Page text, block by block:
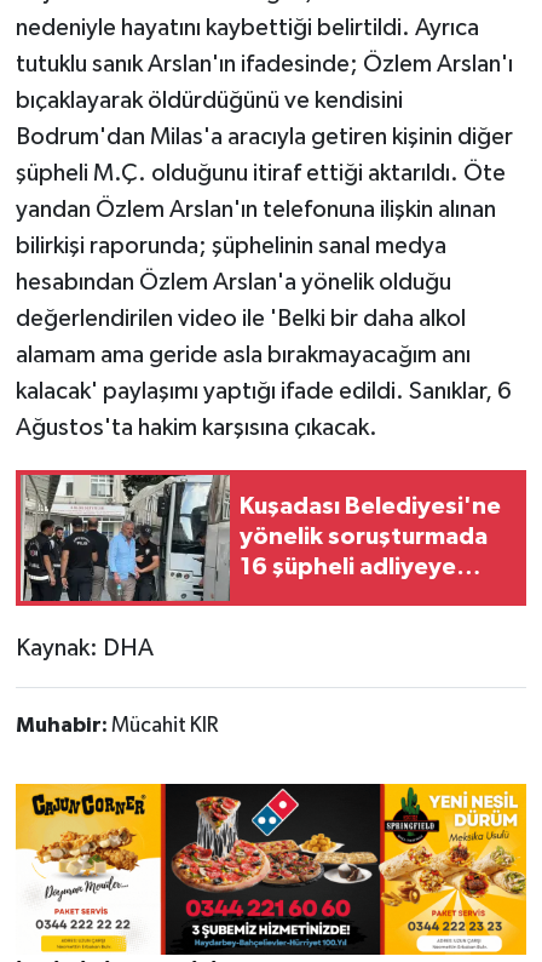
nedeniyle hayatını kaybettiği belirtildi. Ayrıca
tutuklu sanık Arslan'ın ifadesinde; Özlem Arslan'ı
bıçaklayarak öldürdüğünü ve kendisini
Bodrum'dan Milas'a aracıyla getiren kişinin diğer
şüpheli M.Ç. olduğunu itiraf ettiği aktarıldı. Öte
yandan Özlem Arslan'ın telefonuna ilişkin alınan
bilirkişi raporunda; şüphelinin sanal medya
hesabından Özlem Arslan'a yönelik olduğu
değerlendirilen video ile 'Belki bir daha alkol
alamam ama geride asla bırakmayacağım anı
kalacak' paylaşımı yaptığı ifade edildi. Sanıklar, 6
Ağustos'ta hakim karşısına çıkacak.
Kuşadası Belediyesi'ne
yönelik soruşturmada
16 şüpheli adliyeye
Kaynak: DHA
Muhabir: Mücahit KIR